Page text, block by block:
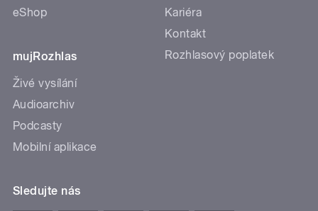
eShop
mujRozhlas
Živé vysílání
Audioarchiv
Podcasty
Mobilní aplikace
Kariéra
Kontakt
Rozhlasový poplatek
Sledujte nás